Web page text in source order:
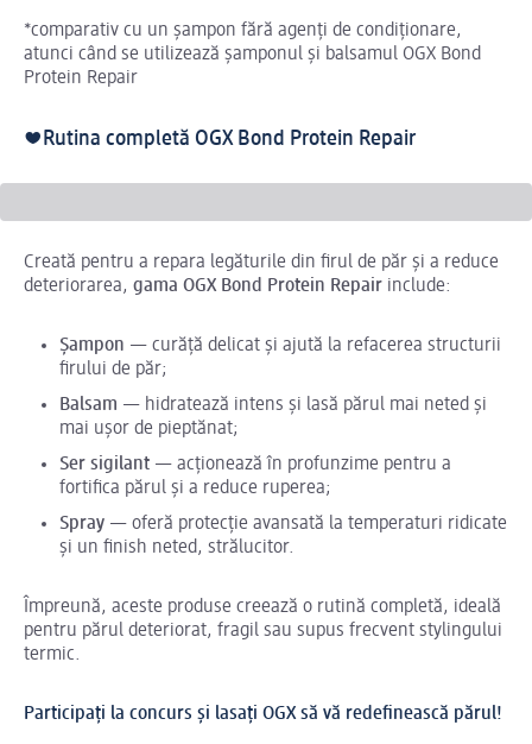
*comparativ cu un șampon fără agenți de condiționare,
atunci când se utilizează șamponul și balsamul OGX Bond
Protein Repair
❤️Rutina completă OGX Bond Protein Repair
Creată pentru a repara legăturile din firul de păr și a reduce
deteriorarea, gama OGX Bond Protein Repair include:
Șampon — curăță delicat și ajută la refacerea structurii
firului de păr;
Balsam — hidratează intens și lasă părul mai neted și
mai ușor de pieptănat;
Ser sigilant — acționează în profunzime pentru a
fortifica părul și a reduce ruperea;
Spray — oferă protecție avansată la temperaturi ridicate
și un finish neted, strălucitor.
Împreună, aceste produse creează o rutină completă, ideală
pentru părul deteriorat, fragil sau supus frecvent stylingului
termic.
Participați la concurs și lasați OGX să vă redefinească părul!